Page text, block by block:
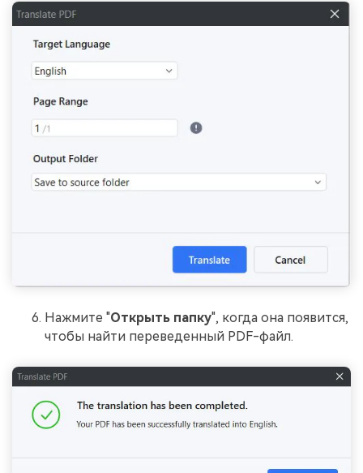
Нажмите "Открыть папку", когда она появится,
чтобы найти переведенный PDF-файл.